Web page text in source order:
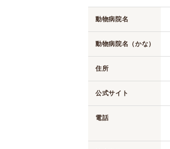
動物病院名
動物病院名（かな）
住所
公式サイト
電話